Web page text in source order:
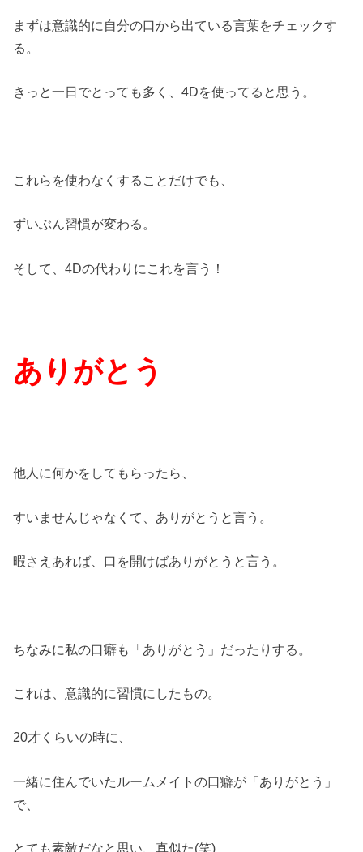
まずは意識的に自分の口から出ている言葉をチェックす
る。
きっと一日でとっても多く、4Dを使ってると思う。
これらを使わなくすることだけでも、
ずいぶん習慣が変わる。
そして、4Dの代わりにこれを言う！
ありがとう
他人に何かをしてもらったら、
すいませんじゃなくて、ありがとうと言う。
暇さえあれば、口を開けばありがとうと言う。
ちなみに私の口癖も「ありがとう」だったりする。
これは、意識的に習慣にしたもの。
20才くらいの時に、
一緒に住んでいたルームメイトの口癖が「ありがとう」
で、
とても素敵だなと思い、真似た(笑)